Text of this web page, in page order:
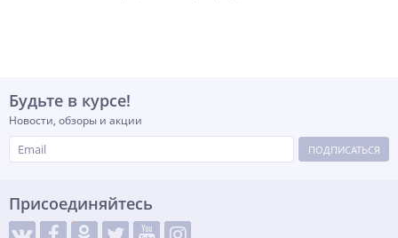
Будьте в курсе!
Новости, обзоры и акции
ПОДПИСАТЬСЯ
Присоединяйтесь